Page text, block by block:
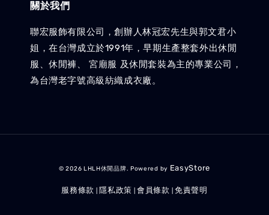
關於我們
聯宏服飾有限公司，創辦人林冠宏先生與郭文君小
姐，在台灣成立於1991年，早期生產整套外出休閒
服、休閒褲、 宮廟服 及休閒套裝為主的專業公司，
為台灣老字號高級紡織成衣廠。
© 2026 LHLH休閒品牌. Powered by EasyStore
服務條款 隱私政策 |會員條款 免責聲明